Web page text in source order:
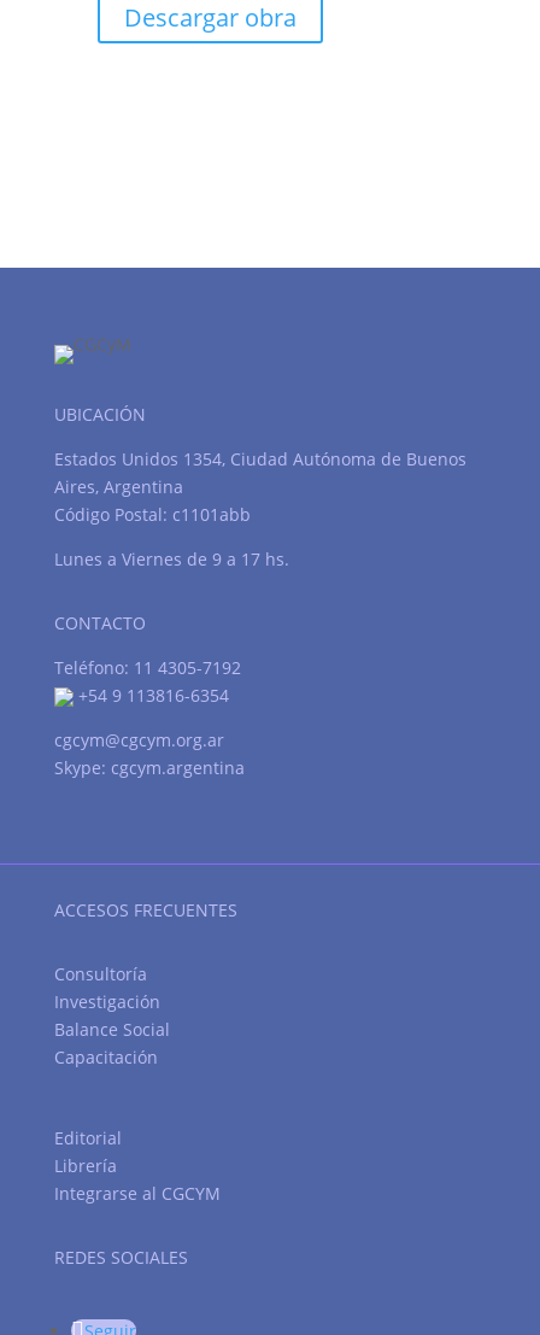
Descargar obra
UBICACIÓN
Estados Unidos 1354, Ciudad Autónoma de Buenos
Aires, Argentina
Código Postal: c1101abb
Lunes a Viernes de 9 a 17 hs.
CONTACTO
Teléfono: 11 4305-7192
+54 9 113816-6354
cgcym@cgcym.org.ar
Skype: cgcym.argentina
ACCESOS FRECUENTES
Consultoría
Investigación
Balance Social
Capacitación
Editorial
Librería
Integrarse al CGCYM
REDES SOCIALES